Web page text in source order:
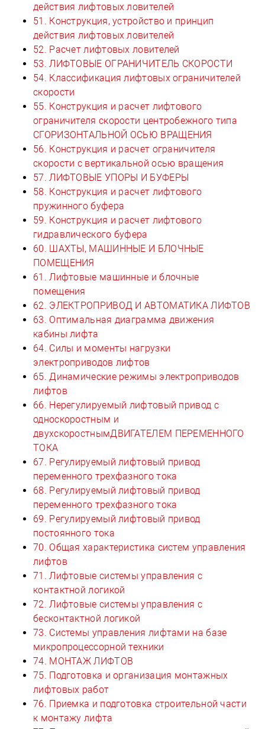
действия лифтовых ловителей
51. Конструкция, устройство и принцип
действия лифтовых ловителей
52. Расчет лифтовых ловителей
53. ЛИФТОВЫЕ ОГРАНИЧИТЕЛЬ СКОРОСТИ
54. Классификация лифтовых ограничителей
скорости
55. Конструкция и расчет лифтового
ограничителя скорости центробежного типа
СГОРИЗОНТАЛЬНОЙ ОСЬЮ ВРАЩЕНИЯ
56. Конструкция и расчет ограничителя
скорости с вертикальной осью вращения
57. ЛИФТОВЫЕ УПОРЫ И БУФЕРЫ
58. Конструкция и расчет лифтового
пружинного буфера
59. Конструкция и расчет лифтового
гидравлического буфера
60. ШАХТЫ, МАШИННЫЕ И БЛОЧНЫЕ
ПОМЕЩЕНИЯ
61. Лифтовые машинные и блочные
помещения
62. ЭЛЕКТРОПРИВОД И АВТОМАТИКА ЛИФТОВ
63. Оптимальная диаграмма движения
кабины лифта
64. Силы и моменты нагрузки
электроприводов лифтов
65. Динамические режимы электроприводов
лифтов
66. Нерегулируемый лифтовый привод с
односкоростным и
двухскоростнымДВИГАТЕЛЕМ ПЕРЕМЕННОГО
ТОКА
67. Регулируемый лифтовый привод
переменного трехфазного тока
68. Регулируемый лифтовый привод
переменного трехфазного тока
69. Регулируемый лифтовый привод
постоянного тока
70. Общая характеристика систем управления
лифтов
71. Лифтовые системы управления с
контактной логикой
72. Лифтовые системы управления с
бесконтактной логикой
73. Системы управления лифтами на базе
микропроцессорной техники
74. МОНТАЖ ЛИФТОВ
75. Подготовка и организация монтажных
лифтовых работ
76. Приемка и подготовка строительной части
к монтажу лифта